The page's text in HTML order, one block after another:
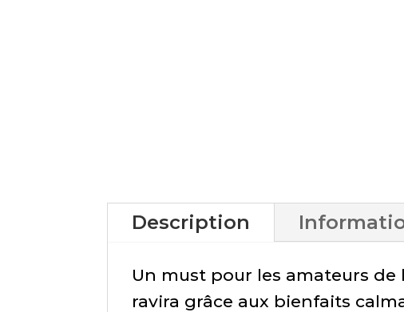
Description
Un must pour les amateurs de
ravira grâce aux bienfaits